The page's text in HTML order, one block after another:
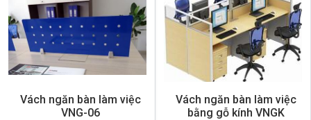
Vách ngăn bàn làm việc
VNG-06
Vách ngăn bàn làm việc
bằng gỗ kính VNGK